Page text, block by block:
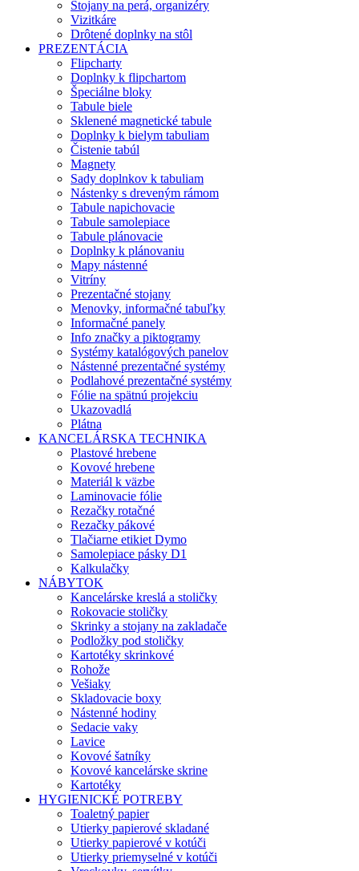
Stojany na perá, organizéry
Vizitkáre
Drôtené doplnky na stôl
PREZENTÁCIA
Flipcharty
Doplnky k flipchartom
Špeciálne bloky
Tabule biele
Sklenené magnetické tabule
Doplnky k bielym tabuliam
Čistenie tabúl
Magnety
Sady doplnkov k tabuliam
Nástenky s dreveným rámom
Tabule napichovacie
Tabule samolepiace
Tabule plánovacie
Doplnky k plánovaniu
Mapy nástenné
Vitríny
Prezentačné stojany
Menovky, informačné tabuľky
Informačné panely
Info značky a piktogramy
Systémy katalógových panelov
Nástenné prezentačné systémy
Podlahové prezentačné systémy
Fólie na spätnú projekciu
Ukazovadlá
Plátna
KANCELÁRSKA TECHNIKA
Plastové hrebene
Kovové hrebene
Materiál k väzbe
Laminovacie fólie
Rezačky rotačné
Rezačky pákové
Tlačiarne etikiet Dymo
Samolepiace pásky D1
Kalkulačky
NÁBYTOK
Kancelárske kreslá a stoličky
Rokovacie stoličky
Skrinky a stojany na zakladače
Podložky pod stoličky
Kartotéky skrinkové
Rohože
Vešiaky
Skladovacie boxy
Nástenné hodiny
Sedacie vaky
Lavice
Kovové šatníky
Kovové kancelárske skrine
Kartotéky
HYGIENICKÉ POTREBY
Toaletný papier
Utierky papierové skladané
Utierky papierové v kotúči
Utierky priemyselné v kotúči